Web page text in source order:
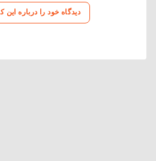
دیدگاه خود را درباره این